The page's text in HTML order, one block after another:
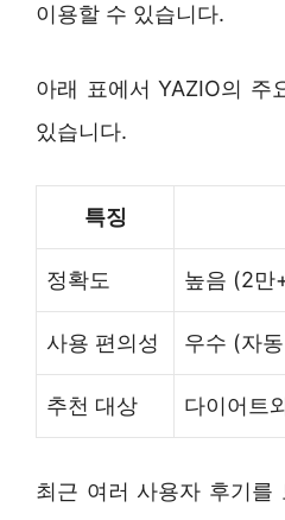
이용할 수 있습니다.
아래 표에서 YAZIO의 주
있습니다.
특징
정확도 높음 (2만
사용 편의성 우수 (자
추천 대상 다이어트
최근 여러 사용자 후기를